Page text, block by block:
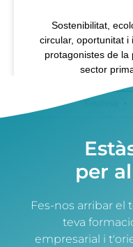
Sostenibilitat,
circular, oportunitat i
protagonistes de la
sector
per
Fes-nos arribar el
teva
empresarial i